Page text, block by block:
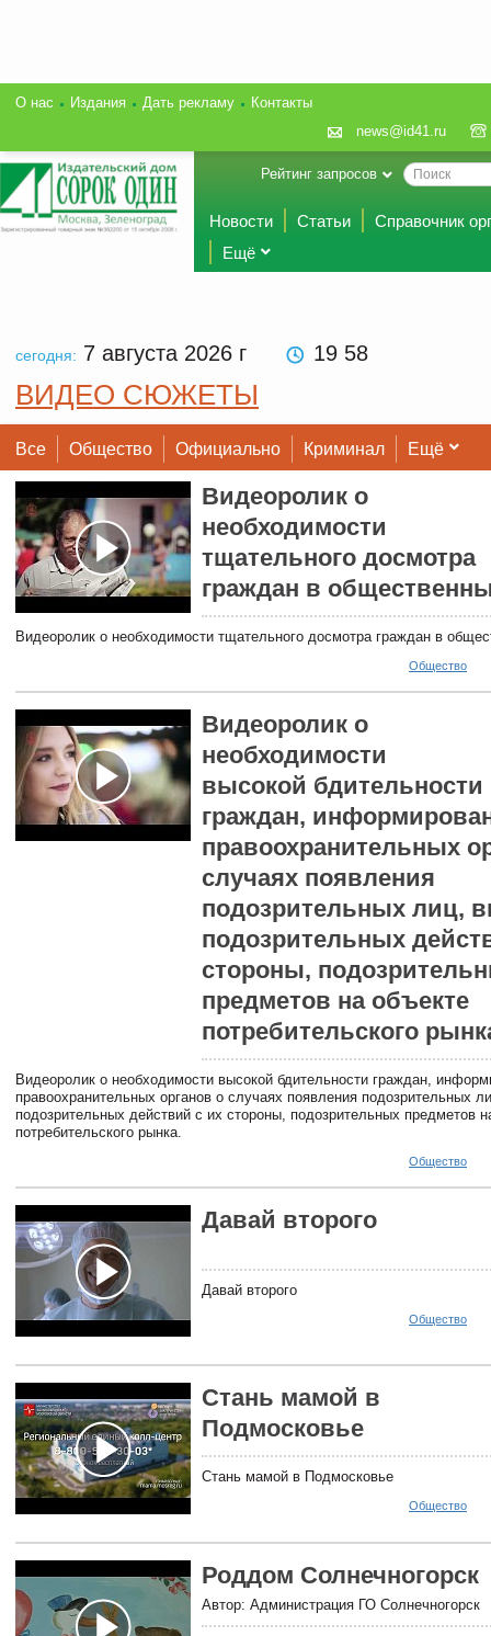
О нас Издания Дать рекламу
Контакты
news@id41.ru
Рейтинг запросов
Новости Статьи
Справочник
Ещё
сегодня: 7 августа 2026 г 19:59
ВИДЕО СЮЖЕТЫ
Все Общество Официально Криминал Ещё
Видеоролик о
необходимости
тщательного досмотра
граждан в
Видеоролик о необходимости тщательного досмотра граждан в
Общество
Видеоролик о
необходимости
высокой бдительности
граждан,
правоохранительных
случаях появления
подозрительных лиц,
подозрительных
стороны,
предметов на объекте
потребительского
Видеоролик о необходимости высокой бдительности граждан,
правоохранительных органов о случаях появления подозрительных
подозрительных действий с их стороны, подозрительных предметов
потребительского рынка.
Общество
Давай второго
Давай второго
Общество
Стань мамой в
Подмосковье
Стань мамой в Подмосковье
Общество
Роддом Солнечногорск
Автор: Администрация ГО Солнечногорск